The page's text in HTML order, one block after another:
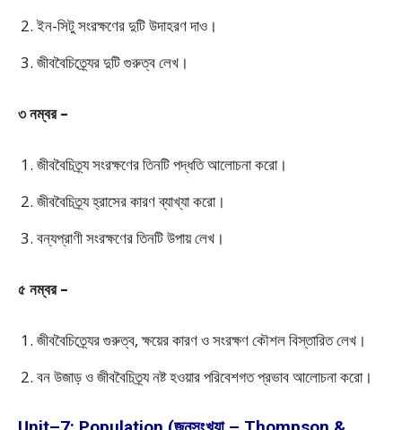
ইন-সিটু সংরক্ষণের দুটি উদাহরণ দাও।
জীববৈচিত্র্যের দুটি গুরুত্ব লেখ।
৩ নম্বর –
জীববৈচিত্র্য সংরক্ষণের তিনটি পদ্ধতি আলোচনা করো।
জীববৈচিত্র্য হ্রাসের কারণ ব্যাখ্যা করো।
বন্যপ্রাণী সংরক্ষণের তিনটি উপায় লেখ।
৫ নম্বর –
জীববৈচিত্র্যের গুরুত্ব, ক্ষয়ের কারণ ও সংরক্ষণ কৌশল বিস্তারিত লেখ।
বন উজাড় ও জীববৈচিত্র্য নষ্ট হওয়ার পরিবেশগত প্রভাব আলোচনা করো।